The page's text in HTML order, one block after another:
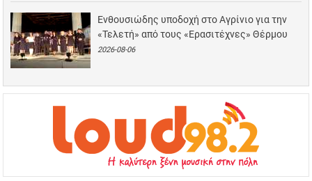
Ενθουσιώδης υποδοχή στο Αγρίνιο για την
«Τελετή» από τους «Ερασιτέχνες» Θέρμου
2026-08-06